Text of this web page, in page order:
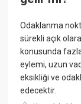
Odaklanma
sürekli açık
konusunda
eylemi, uzun
eksikliği ve
edecektir.